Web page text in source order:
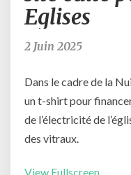
Eglises
2 Juin 2025
Dans le cadre de la
un t-shirt pour
de l’électricité de
des vitraux.
View Fullscreen